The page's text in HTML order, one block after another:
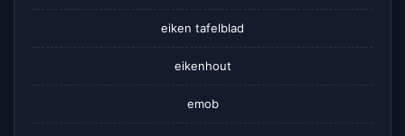
eiken tafelblad
eikenhout
emob